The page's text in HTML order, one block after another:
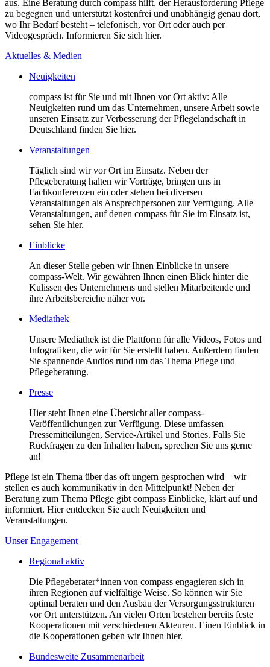
aus. Eine Beratung durch compass hilft, der Herausforderung Pflege
zu begegnen und unterstützt kostenfrei und unabhängig genau dort,
wo Ihr Bedarf besteht – telefonisch, vor Ort oder auch per
Videogespräch. Informieren Sie sich hier.
Aktuelles & Medien
Neuigkeiten
compass ist für Sie und mit Ihnen vor Ort aktiv: Alle
Neuigkeiten rund um das Unternehmen, unsere Arbeit sowie
unseren Einsatz zur Verbesserung der Pflegelandschaft in
Deutschland finden Sie hier.
Veranstaltungen
Täglich sind wir vor Ort im Einsatz. Neben der
Pflegeberatung halten wir Vorträge, bringen uns in
Fachkonferenzen ein oder stehen bei diversen
Veranstaltungen als Ansprechpersonen zur Verfügung. Alle
Veranstaltungen, auf denen compass für Sie im Einsatz ist,
sehen Sie hier.
Einblicke
An dieser Stelle geben wir Ihnen Einblicke in unsere
compass-Welt. Wir gewähren Ihnen einen Blick hinter die
Kulissen des Unternehmens und stellen Mitarbeitende und
ihre Arbeitsbereiche näher vor.
Mediathek
Unsere Mediathek ist die Plattform für alle Videos, Fotos und
Infografiken, die wir für Sie erstellt haben. Außerdem finden
Sie spannende Audios rund um das Thema Pflege und
Pflegeberatung.
Presse
Hier steht Ihnen eine Übersicht aller compass-
Veröffentlichungen zur Verfügung. Diese umfassen
Pressemitteilungen, Service-Artikel und Stories. Falls Sie
Rückfragen zu den Inhalten haben, sprechen Sie uns gerne
an!
Pflege ist ein Thema über das oft ungern gesprochen wird – wir
stellen es auch kommunikativ in den Mittelpunkt! Neben der
Beratung zum Thema Pflege gibt compass Einblicke, klärt auf und
informiert. Hier entdecken Sie auch Neuigkeiten und
Veranstaltungen.
Unser Engagement
Regional aktiv
Die Pflegeberater*innen von compass engagieren sich in
ihren Regionen auf vielfältige Weise. So können wir Sie
optimal beraten und den Ausbau der Versorgungsstrukturen
vor Ort unterstützen. An vielen Orten bestehen bereits feste
Kooperationen mit verschiedenen Akteuren. Einen Einblick in
die Kooperationen geben wir Ihnen hier.
Bundesweite Zusammenarbeit